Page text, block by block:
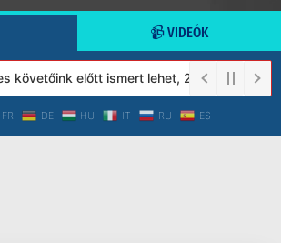
📹 VIDEÓK
előtt ismert lehet, 2023-tól a
FR DE HU IT RU ES